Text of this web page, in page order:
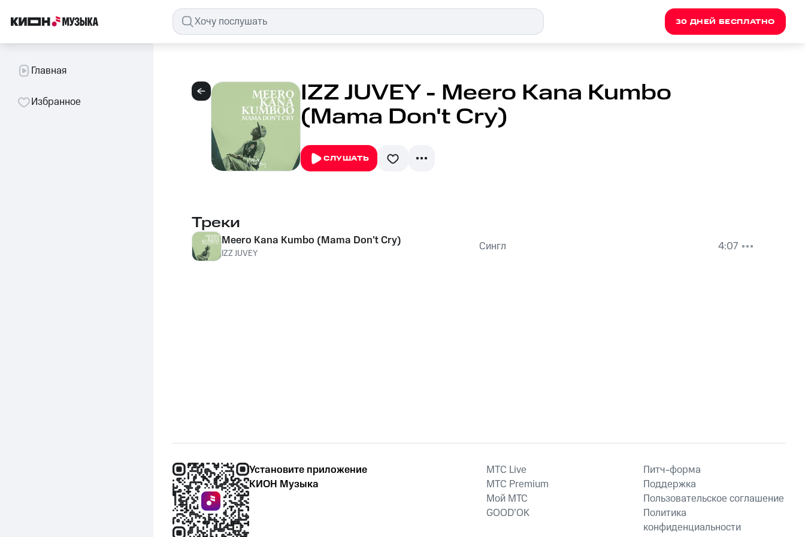
30 ДНЕЙ БЕСПЛАТНО
Главная
Избранное IZZ JUVEY - Meero Kana Kumbo
(Mama Don't Cry)
СЛУШАТЬ
Треки
Meero Kana Kumbo (Mama Don't Cry)
IZZ JUVEY Сингл 4:07
Установите приложение
КИОН Музыка
MTС Live
MTС Premium
Мой МТС
GOOD’OK
Питч-форма
Поддержка
Пользовательское соглашение
Политика
конфиденциальности